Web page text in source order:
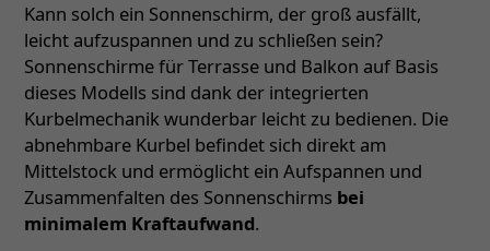
Kann solch ein Sonnenschirm, der groß ausfällt,
leicht aufzuspannen und zu schließen sein?
Sonnenschirme für Terrasse und Balkon auf Basis
dieses Modells sind dank der integrierten
Kurbelmechanik wunderbar leicht zu bedienen. Die
abnehmbare Kurbel befindet sich direkt am
Mittelstock und ermöglicht ein Aufspannen und
Zusammenfalten des Sonnenschirms bei
minimalem Kraftaufwand.